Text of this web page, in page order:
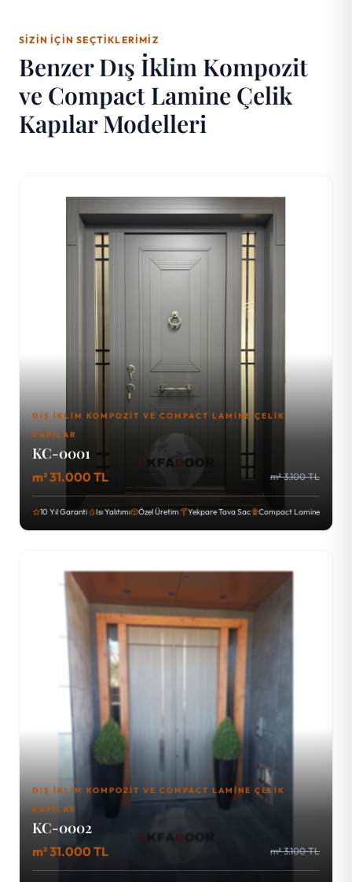
SIZIN İÇIN SEÇTIKLERIMIZ
Benzer Dış İklim Kompozit
ve Compact Lamine Çelik
Kapılar Modelleri
DIŞ İKLIM KOMPOZIT VE COMPACT LAMINE ÇELIK
KAPILAR
KC-0001
m² 31.000 TL m² 3.100 TL
10 Yıl Garanti Isı Yalıtımı Özel Üretim Yekpare Tava Sac Compact Lamine
DIŞ İKLIM KOMPOZIT VE COMPACT LAMINE ÇELIK
KAPILAR
KC-0002
m² 31.000 TL m² 3.100 TL